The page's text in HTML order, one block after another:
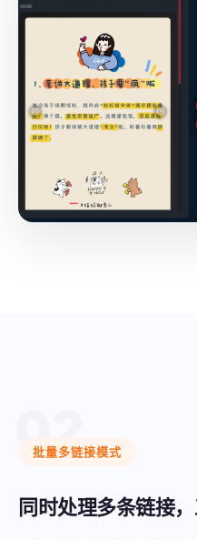
02
批量多链接模式
同时处理多条链接